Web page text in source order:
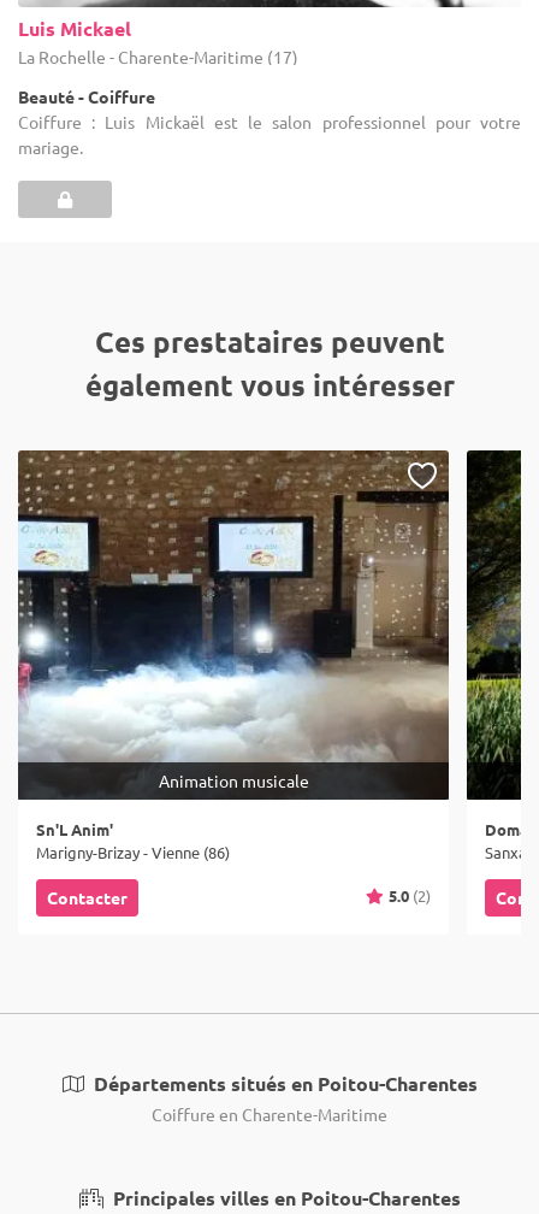
Luis Mickael
La Rochelle - Charente-Maritime (17)
Beauté - Coiffure
Coiffure : Luis Mickaël est le salon professionnel pour votre
mariage.
Ces prestataires peuvent
également vous intéresser
Animation musicale
Sn'L Anim'
Marigny-Brizay - Vienne (86)
Contacter 5.0 (2)
Sanxay
Départements situés en Poitou-Charentes
Coiffure en Charente-Maritime
Principales villes en Poitou-Charentes